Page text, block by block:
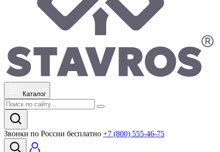
Каталог
Звонки по России бесплатно +7 (800) 555-46-75